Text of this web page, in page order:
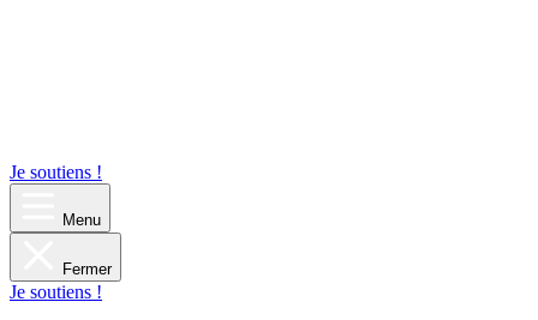
Je soutiens !
Menu
Fermer
Je soutiens !